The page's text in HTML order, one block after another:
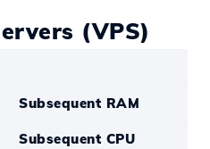
(VPS)
Subsequent RAM
Subsequent CPU